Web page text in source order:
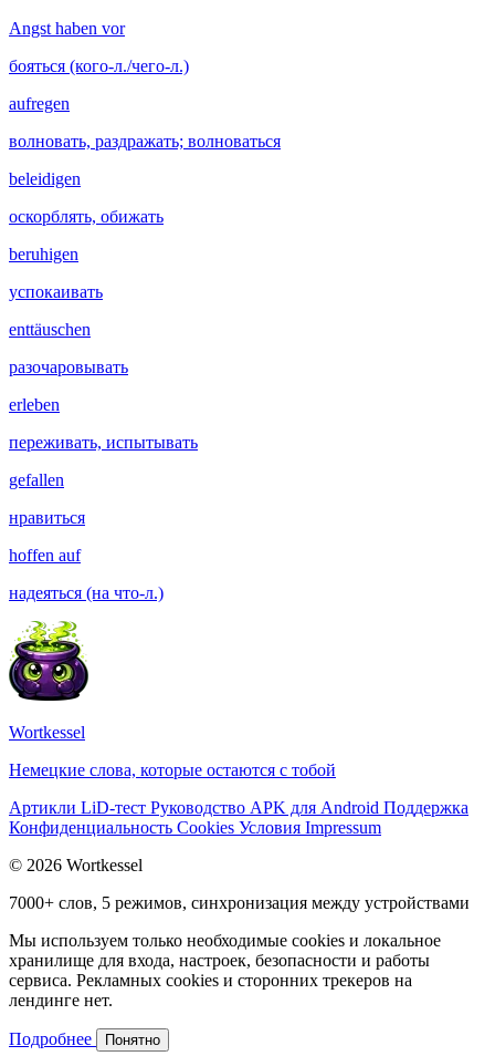
Angst haben vor
бояться (кого-л./чего-л.)
aufregen
волновать, раздражать; волноваться
beleidigen
оскорблять, обижать
beruhigen
успокаивать
enttäuschen
разочаровывать
erleben
переживать, испытывать
gefallen
нравиться
hoffen auf
надеяться (на что-л.)
Wortkessel
Немецкие слова, которые остаются с тобой
Артикли LiD-тест Руководство APK для Android Поддержка
Конфиденциальность Cookies Условия Impressum
© 2026 Wortkessel
7000+ слов, 5 режимов, синхронизация между устройствами
Мы используем только необходимые cookies и локальное
хранилище для входа, настроек, безопасности и работы
сервиса. Рекламных cookies и сторонних трекеров на
лендинге нет.
Подробнее Понятно